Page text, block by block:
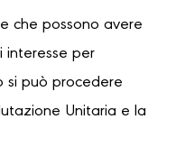
che possono avere
interesse per
si può procedere
Unitaria e la